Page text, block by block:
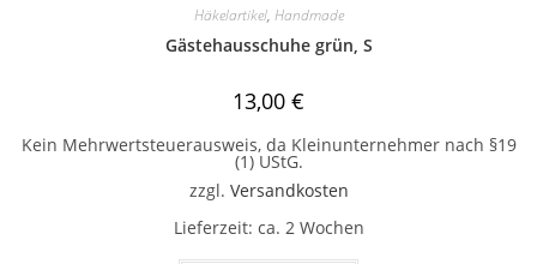
Häkelartikel, Handmade
Gästehausschuhe grün, S
13,00 €
Kein Mehrwertsteuerausweis, da Kleinunternehmer nach §19
(1) UStG.
zzgl. Versandkosten
Lieferzeit: ca. 2 Wochen